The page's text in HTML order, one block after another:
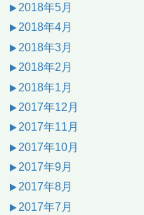
2018年5月
2018年4月
2018年3月
2018年2月
2018年1月
2017年12月
2017年11月
2017年10月
2017年9月
2017年8月
2017年7月